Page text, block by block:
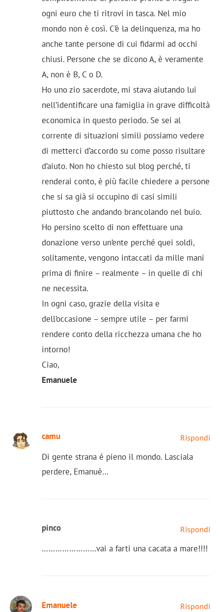
ogni euro che ti ritrovi in tasca. Nel mio
mondo non è così. C’è la delinquenza, ma ho
anche tante persone di cui fidarmi ad occhi
chiusi. Persone che se dicono A, è veramente
A, non è B, C o D.
Ho uno zio sacerdote, mi stava aiutando lui
nell’identificare una famiglia in grave difficoltà
economica in questo periodo. Se sei al
corrente di situazioni simili possiamo vedere
di metterci d’accordo su come posso risultare
d’aiuto. Non ho chiesto sul blog perché, ti
renderai conto, è più facile chiedere a persone
che si sa già si occupino di casi simili
piuttosto che andando brancolando nel buio.
Ho persino scelto di non effettuare una
donazione verso un’ente perché quei soldi,
solitamente, vengono intaccati da mille mani
prima di finire – realmente – in quelle di chi
ne necessita.
In ogni caso, grazie della visita e
dell’occasione – sempre utile – per farmi
rendere conto della ricchezza umana che ho
intorno!
Ciao,
Emanuele
camu Rispondi
Di gente strana é pieno il mondo. Lasciala
perdere, Emanuè…
pinco Rispondi
……………………vai a farti una cacata a mare!!!!
Emanuele Rispondi